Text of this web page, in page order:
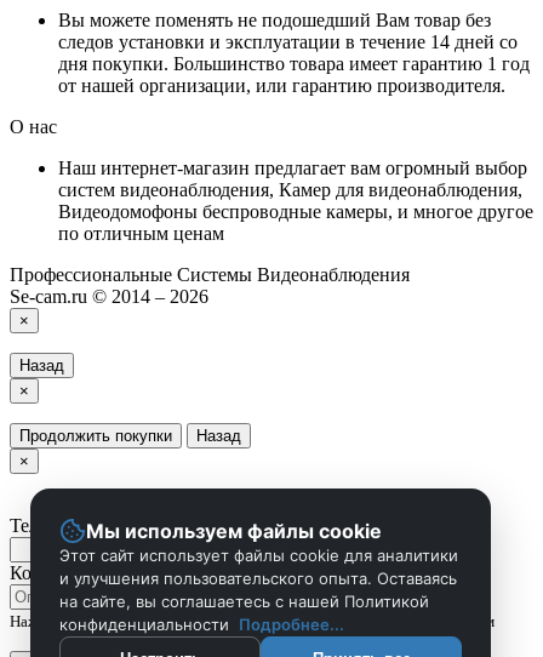
Вы можете поменять не подошедший Вам товар без
следов установки и эксплуатации в течение 14 дней со
дня покупки. Большинство товара имеет гарантию 1 год
от нашей организации, или гарантию производителя.
О нас
Наш интернет-магазин предлагает вам огромный выбор
систем видеонаблюдения, Камер для видеонаблюдения,
Видеодомофоны беспроводные камеры, и многое другое
по отличным ценам
Профессиональные Системы Видеонаблюдения
Se-cam.ru © 2014 – 2026
×
Назад
×
Продолжить покупки
Назад
×
Телефон
Комментарий
Нажмите Отправить чтобы сделать запрос, и мы вам скоро перезвоним
Мы используем файлы cookie
Этот сайт использует файлы cookie для аналитики
и улучшения пользовательского опыта. Оставаясь
на сайте, вы соглашаетесь с нашей Политикой
конфиденциальности
Подробнее...